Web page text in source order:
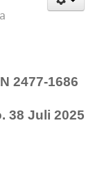
2477-1686
38 Juli 2025